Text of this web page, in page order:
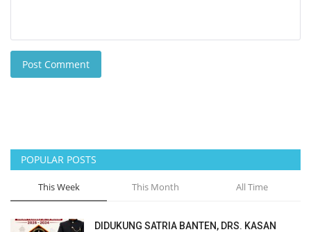
Post Comment
POPULAR POSTS
This Week This Month All Time
DIDUKUNG SATRIA BANTEN, DRS. KASAN